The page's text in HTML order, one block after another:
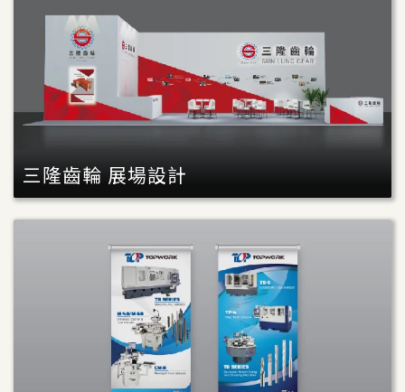
三隆齒輪 展場設計